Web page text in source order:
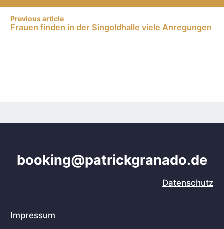
Previous article
Frauen finden in der Singoldhalle viele Anregungen
booking@patrickgranado.de
Datenschutz
Impressum